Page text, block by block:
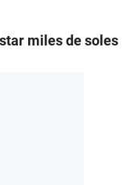
miles de soles